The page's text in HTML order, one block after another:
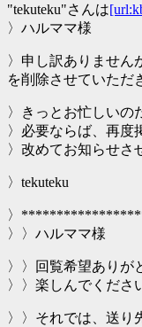
"tekuteku"さんは
〉ハルママ様
〉申し訳ありません
を削除させていただ
〉きっとお忙しいの
〉必要ならば、再度
〉改めてお知らせさ
〉tekuteku
〉
〉〉ハルママ様
〉〉回覧希望ありが
〉〉楽しんでくださ
〉〉それでは、送り